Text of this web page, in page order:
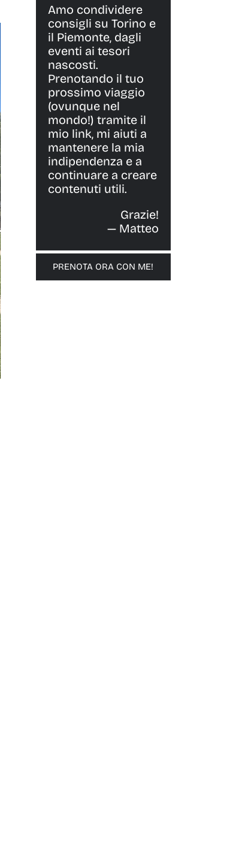
Amo condividere
consigli su Torino e
il Piemonte, dagli
eventi ai tesori
nascosti.
Prenotando il tuo
prossimo viaggio
(ovunque nel
mondo!) tramite il
mio link, mi aiuti a
mantenere la mia
indipendenza e a
continuare a creare
contenuti utili.
Grazie!
— Matteo
PRENOTA ORA CON ME!